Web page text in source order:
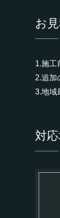
お
1.施工
2.追加
3.地域
対